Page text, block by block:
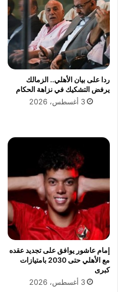
ح
م
و
د
ع
ب
د
ا
ل
ز
ا
ة
ر
ي
ا
ل
م
د
ر
ر
و
ن
ة
ف
ي
ك
ل
ا
س
ردا على بيان الأهلي.. الزمالك
يرفض التشكيك في نزاهة الحكام
3 أغسطس، 2026
إمام عاشور يوافق على تجديد عقده
مع الأهلي حتى 2030 بامتيازات
كبرى
3 أغسطس، 2026